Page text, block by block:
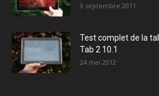
9 septembre 2011
Test complet de la
Tab 2 10.1
24 mai 2012